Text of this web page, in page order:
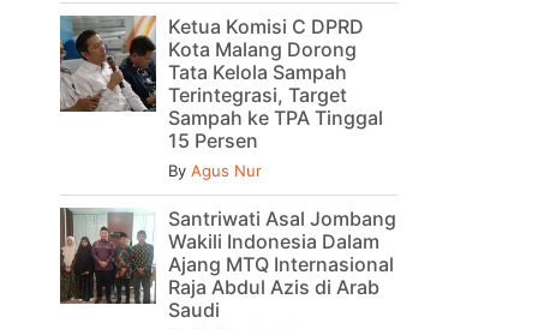
Ketua Komisi C DPRD
Kota Malang Dorong
Tata Kelola Sampah
Terintegrasi, Target
Sampah ke TPA Tinggal
15 Persen
By Agus Nur
Santriwati Asal Jombang
Wakili Indonesia Dalam
Ajang MTQ Internasional
Raja Abdul Azis di Arab
Saudi